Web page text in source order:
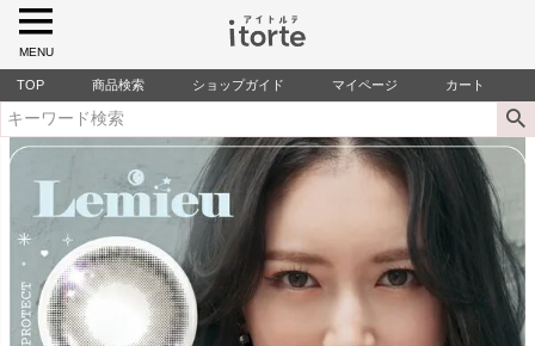
MENU
TOP 商品検索 ショップガイド マイページ カート